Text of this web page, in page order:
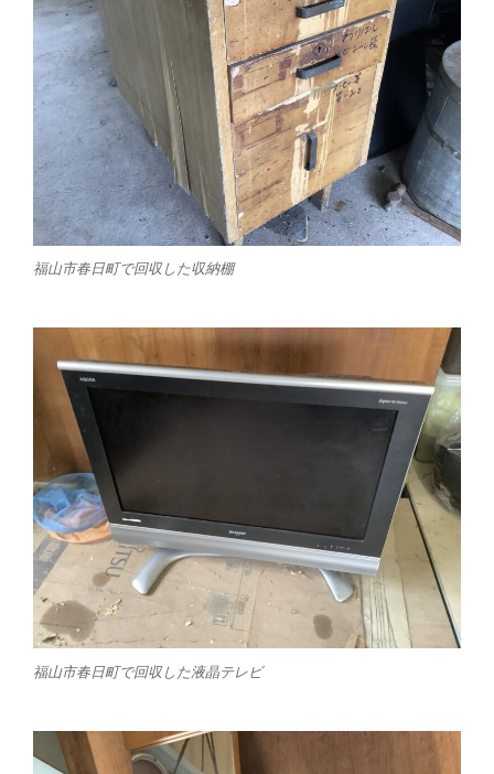
福山市春日町で回収した収納棚
福山市春日町で回収した液晶テレビ